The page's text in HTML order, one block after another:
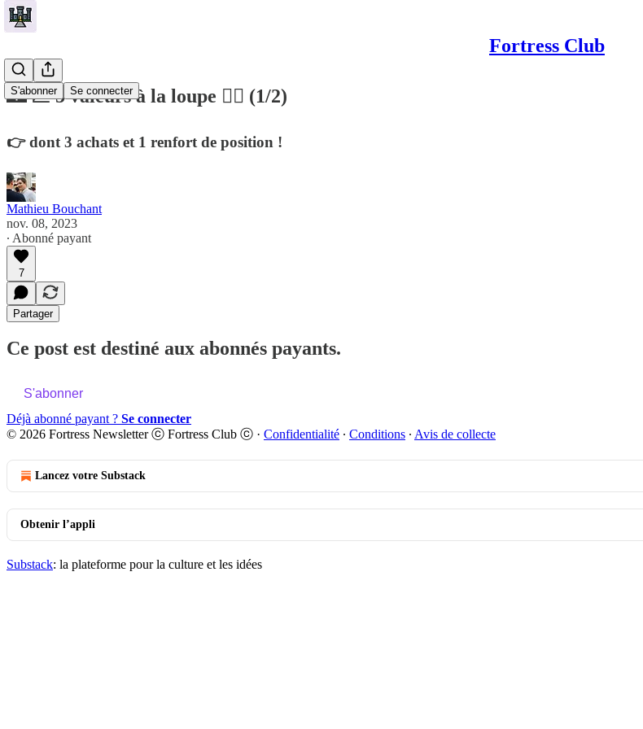
Fortress Club
S'abonner Se connecter
🏰 💹 5 valeurs à la loupe 🕵️‍♂️ (1/2)
👉 dont 3 achats et 1 renfort de position !
Mathieu Bouchant
nov. 08, 2023
∙ Abonné payant
7
Partager
Ce post est destiné aux abonnés payants.
S'abonner
Déjà abonné payant ? Se connecter
© 2026 Fortress Newsletter ⓒ Fortress Club ⓒ · Confidentialité ∙ Conditions ∙ Avis de collecte
Lancez votre Substack
Obtenir l’appli
Substack: la plateforme pour la culture et les idées